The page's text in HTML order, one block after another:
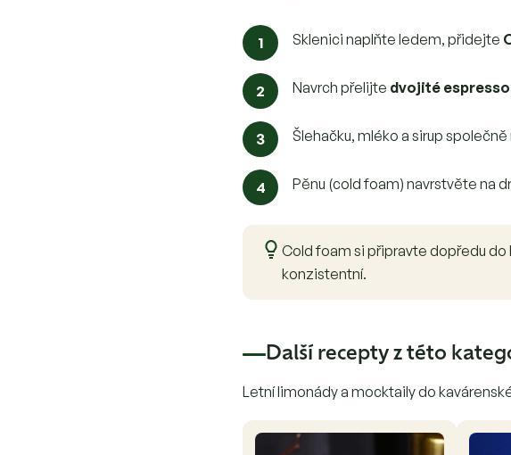
Sklenici naplňte ledem, přidejte
Navrch přelijte dvojité espresso
Šlehačku, mléko a sirup
Pěnu (cold foam) navrstvěte na
Cold foam si připravte dopředu do
konzistentní.
Další recepty z této
Letní limonády a mocktaily do